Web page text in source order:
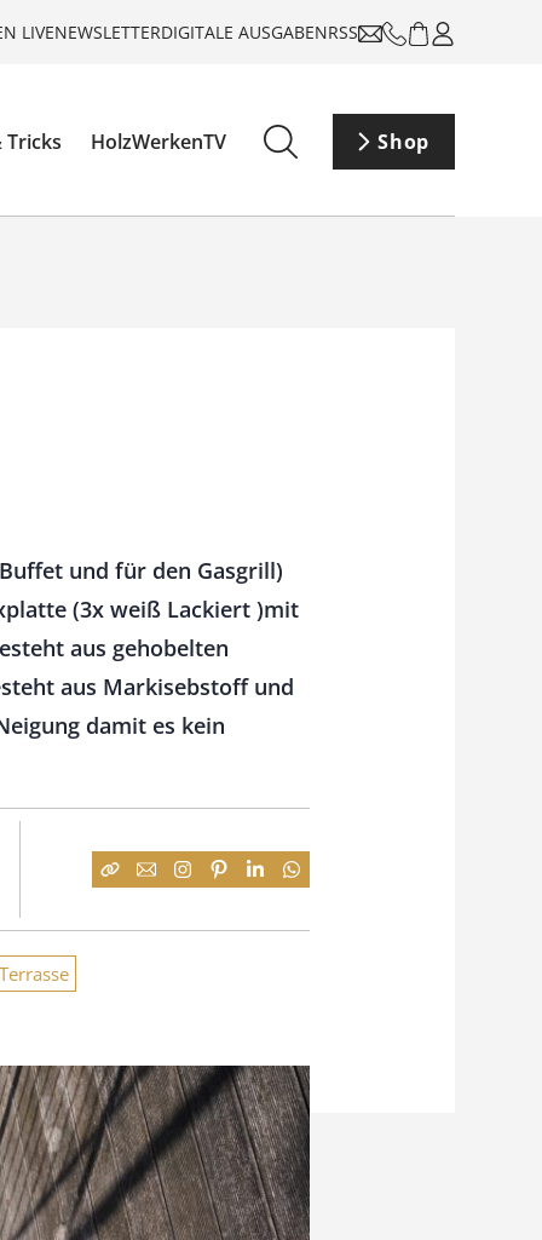
LIVENEWSLETTERDIGITALE AUSGABENRSS
Tricks HolzWerkenTV Shop
und für den Gasgrill)
(3x weiß Lackiert )mit
aus gehobelten
aus Markisebstoff und
damit es kein
Terrasse